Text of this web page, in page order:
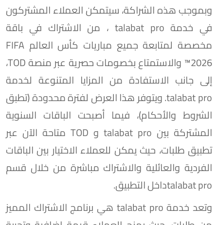
وبموجب هذه الشراكة، سيتمكن العملاء المشتركون
في خدمة talabat pro ، من الاشتراك في باقة
مخصصة لمتابعة جميع مباريات كأس العالم FIFA
2026™️ والاستمتاع بخصومات حصرية عبر منصة TOD،
إلى جانب الاستفادة من المزايا المتنوعة لخدمة
talabat pro. ويتوفر هذا العرض لفترة محدودة (تطبق
الشروط والأحكام)، فيما أصبحت الباقات السنوية
المشتركة بين talabat pro و TOD متاحة الآن عبر
تطبيق طلبات، حيث يمكن للعملاء الاختيار بين الباقات
الفردية والعائلية والاشتراك مباشرة من خلال قسم
talabat proداخل التطبيق.
وتعد خدمة talabat pro هي برنامج الاشتراك المميز